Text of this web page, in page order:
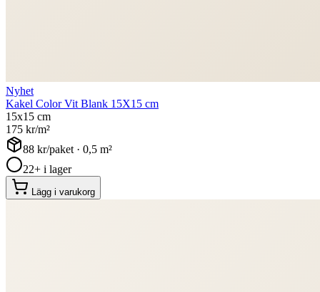
Nyhet
Kakel Color Vit Blank 15X15 cm
15x15 cm
175 kr/m²
88 kr/paket · 0,5 m²
22+ i lager
Lägg i varukorg